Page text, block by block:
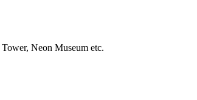
Neon Museum etc.